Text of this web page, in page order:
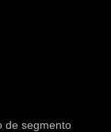
de segmento